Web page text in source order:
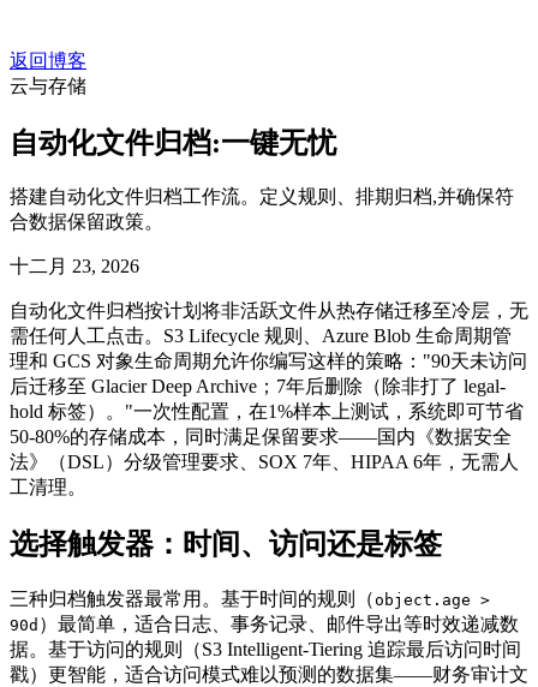
返回博客
云与存储
自动化文件归档:一键无忧
搭建自动化文件归档工作流。定义规则、排期归档,并确保符
合数据保留政策。
十二月 23, 2026
自动化文件归档按计划将非活跃文件从热存储迁移至冷层，无
需任何人工点击。S3 Lifecycle 规则、Azure Blob 生命周期管
理和 GCS 对象生命周期允许你编写这样的策略："90天未访问
后迁移至 Glacier Deep Archive；7年后删除（除非打了 legal-
hold 标签）。"一次性配置，在1%样本上测试，系统即可节省
50-80%的存储成本，同时满足保留要求——国内《数据安全
法》（DSL）分级管理要求、SOX 7年、HIPAA 6年，无需人
工清理。
选择触发器：时间、访问还是标签
三种归档触发器最常用。基于时间的规则（object.age >
90d ）最简单，适合日志、事务记录、邮件导出等时效递减数
据。基于访问的规则（S3 Intelligent-Tiering 追踪最后访问时间
戳）更智能，适合访问模式难以预测的数据集——财务审计文